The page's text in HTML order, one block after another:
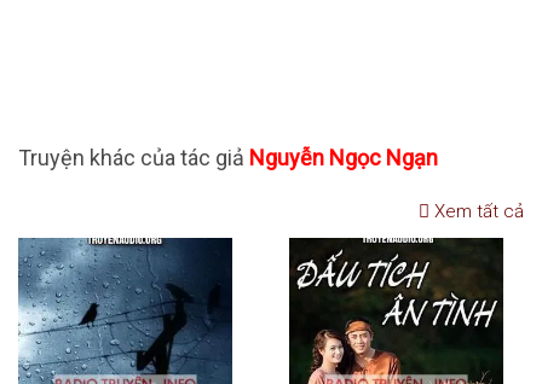
Truyện khác của tác giả Nguyễn Ngọc Ngạn
Xem tất cả